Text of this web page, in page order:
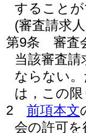
すること
(審査請求
第9条
審査
当該審査
ならない。
は，この
2
前項本文
会の許可